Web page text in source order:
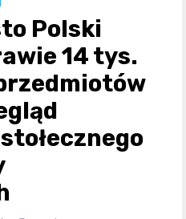
Polski
14 tys.